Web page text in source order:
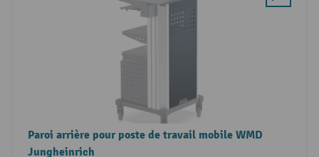
Paroi arrière pour poste de travail mobile WMD
Jungheinrich